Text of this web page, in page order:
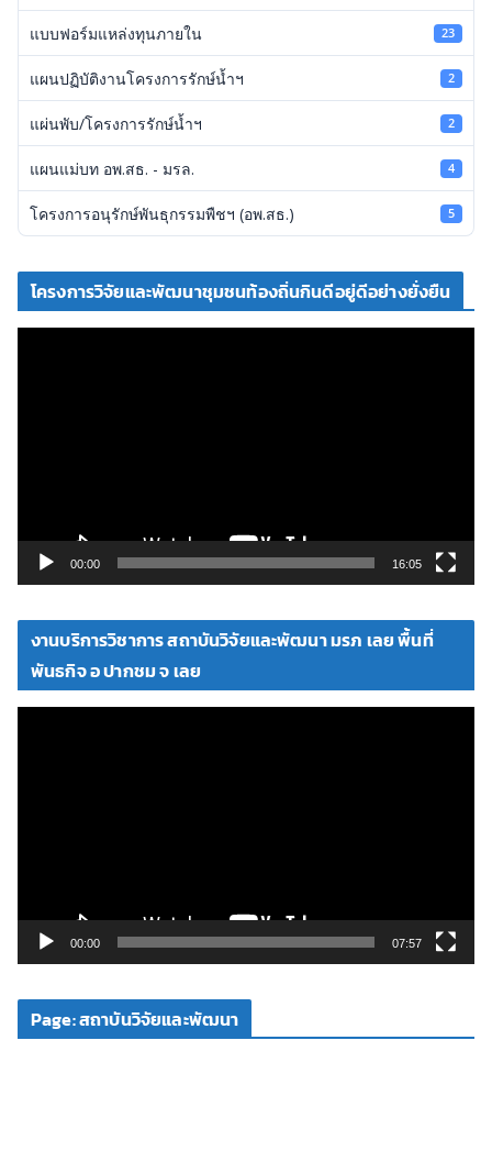
แบบฟอร์มแหล่งทุนภายใน 23
แผนปฏิบัติงานโครงการรักษ์น้ำฯ 2
แผ่นพับ/โครงการรักษ์น้ำฯ 2
แผนแม่บท อพ.สธ. - มรล. 4
โครงการอนุรักษ์พันธุกรรมพืชฯ (อพ.สธ.) 5
โครงการวิจัยและพัฒนาชุมชนท้องถิ่นกินดีอยู่ดีอย่างยั่งยืน
ดี
โ
00:00 16:05
งานบริการวิชาการ สถาบันวิจัยและพัฒนา มรภ เลย พื้นที่
พันธกิจ อ ปากชม จ เลย
ดี
โ
00:00 07:57
Page: สถาบันวิจัยและพัฒนา